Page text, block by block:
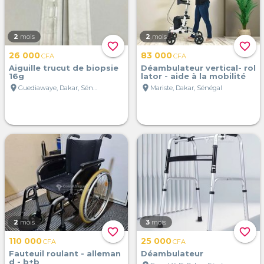
favorite_border
2 mois
26 000CFA
Aiguille trucut de biopsie
16g
location_on
Guediawaye, Dakar, Sénégal
favorite_border
2 mois
83 000CFA
Déambulateur vertical- rol
lator - aide à la mobilité
location_on Mariste, Dakar, Sénégal
favorite_border
2 mois
110 000CFA
Fauteuil roulant - alleman
d - b+b
favorite_border
3 mois
25 000CFA
Déambulateur